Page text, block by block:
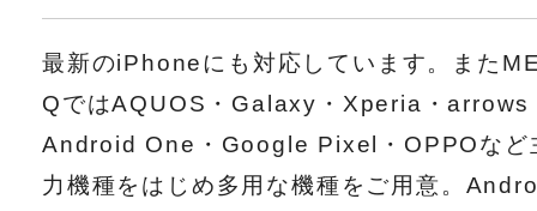
最新のiPhoneにも対応しています。また
QではAQUOS・Galaxy・Xperia・arrows
Android One・Google Pixel・OPPOなど
力機種をはじめ多用な機種をご用意。